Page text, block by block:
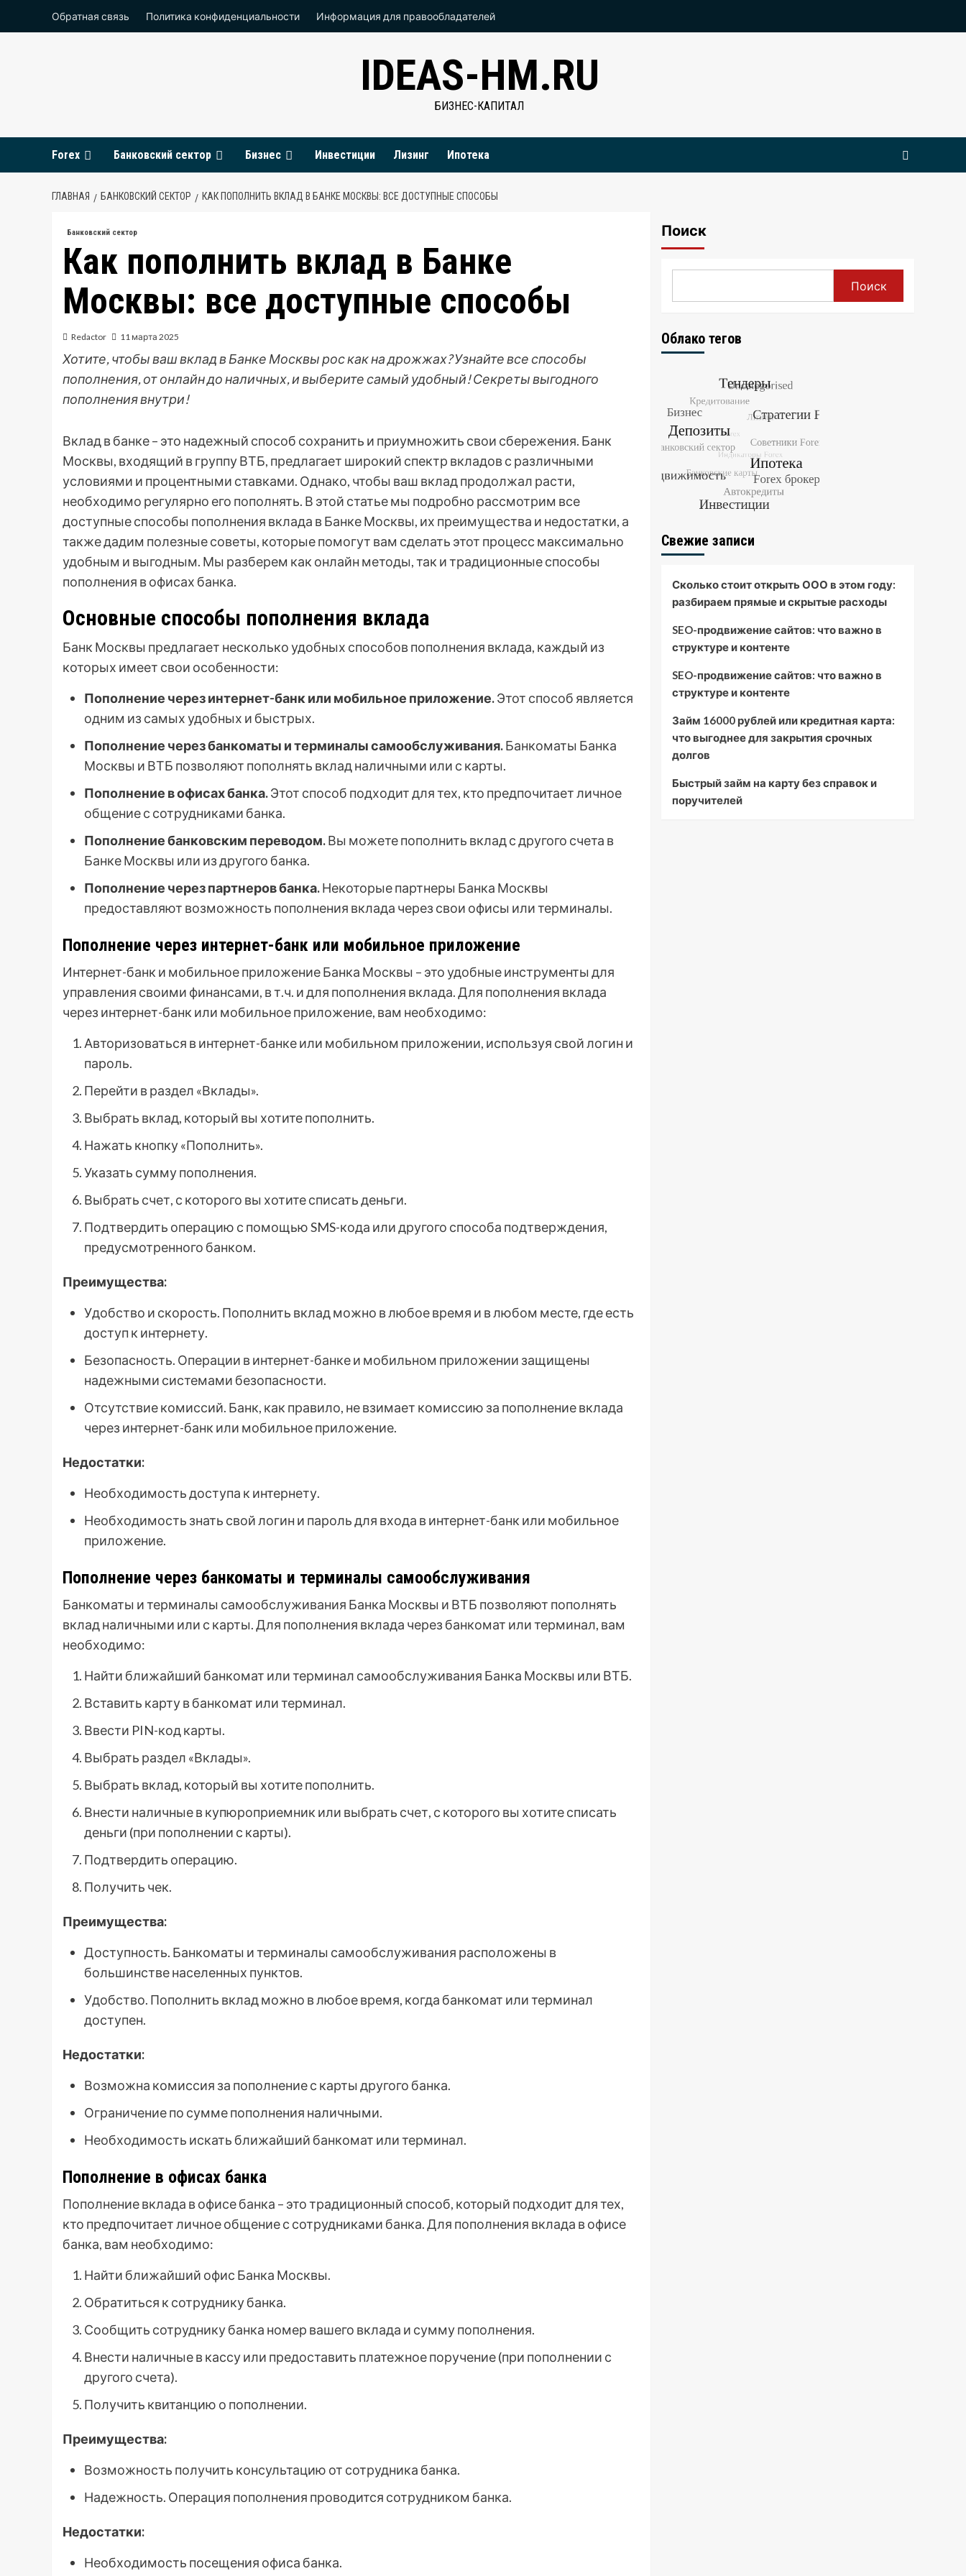
Обратная связь Политика конфиденциальности Информация для правообладателей
IDEAS-HM.RU
БИЗНЕС-КАПИТАЛ
Forex Банковский сектор Бизнес Инвестиции Лизинг Ипотека
ГЛАВНАЯ БАНКОВСКИЙ СЕКТОР КАК ПОПОЛНИТЬ ВКЛАД В БАНКЕ МОСКВЫ: ВСЕ ДОСТУПНЫЕ СПОСОБЫ
Банковский сектор
Как пополнить вклад в Банке
Москвы: все доступные способы
Redactor 11 марта 2025
Хотите, чтобы ваш вклад в Банке Москвы рос как на дрожжах? Узнайте все способы
пополнения, от онлайн до наличных, и выберите самый удобный! Секреты выгодного
пополнения внутри!
Вклад в банке – это надежный способ сохранить и приумножить свои сбережения. Банк
Москвы, входящий в группу ВТБ, предлагает широкий спектр вкладов с различными
условиями и процентными ставками. Однако, чтобы ваш вклад продолжал расти,
необходимо регулярно его пополнять. В этой статье мы подробно рассмотрим все
доступные способы пополнения вклада в Банке Москвы, их преимущества и недостатки, а
также дадим полезные советы, которые помогут вам сделать этот процесс максимально
удобным и выгодным. Мы разберем как онлайн методы, так и традиционные способы
пополнения в офисах банка.
Основные способы пополнения вклада
Банк Москвы предлагает несколько удобных способов пополнения вклада, каждый из
которых имеет свои особенности:
Пополнение через интернет-банк или мобильное приложение.Этот способ является
одним из самых удобных и быстрых.
Пополнение через банкоматы и терминалы самообслуживания.Банкоматы Банка
Москвы и ВТБ позволяют пополнять вклад наличными или с карты.
Пополнение в офисах банка.Этот способ подходит для тех, кто предпочитает личное
общение с сотрудниками банка.
Пополнение банковским переводом.Вы можете пополнить вклад с другого счета в
Банке Москвы или из другого банка.
Пополнение через партнеров банка.Некоторые партнеры Банка Москвы
предоставляют возможность пополнения вклада через свои офисы или терминалы.
Пополнение через интернет-банк или мобильное приложение
Интернет-банк и мобильное приложение Банка Москвы – это удобные инструменты для
управления своими финансами, в т.ч. и для пополнения вклада. Для пополнения вклада
через интернет-банк или мобильное приложение, вам необходимо:
Авторизоваться в интернет-банке или мобильном приложении, используя свой логин и
пароль.
Перейти в раздел «Вклады».
Выбрать вклад, который вы хотите пополнить.
Нажать кнопку «Пополнить».
Указать сумму пополнения.
Выбрать счет, с которого вы хотите списать деньги.
Подтвердить операцию с помощью SMS-кода или другого способа подтверждения,
предусмотренного банком.
Преимущества:
Удобство и скорость. Пополнить вклад можно в любое время и в любом месте, где есть
доступ к интернету.
Безопасность. Операции в интернет-банке и мобильном приложении защищены
надежными системами безопасности.
Отсутствие комиссий. Банк, как правило, не взимает комиссию за пополнение вклада
через интернет-банк или мобильное приложение.
Недостатки:
Необходимость доступа к интернету.
Необходимость знать свой логин и пароль для входа в интернет-банк или мобильное
приложение.
Пополнение через банкоматы и терминалы самообслуживания
Банкоматы и терминалы самообслуживания Банка Москвы и ВТБ позволяют пополнять
вклад наличными или с карты. Для пополнения вклада через банкомат или терминал, вам
необходимо:
Найти ближайший банкомат или терминал самообслуживания Банка Москвы или ВТБ.
Вставить карту в банкомат или терминал.
Ввести PIN-код карты.
Выбрать раздел «Вклады».
Выбрать вклад, который вы хотите пополнить.
Внести наличные в купюроприемник или выбрать счет, с которого вы хотите списать
деньги (при пополнении с карты).
Подтвердить операцию.
Получить чек.
Преимущества:
Доступность. Банкоматы и терминалы самообслуживания расположены в
большинстве населенных пунктов.
Удобство. Пополнить вклад можно в любое время, когда банкомат или терминал
доступен.
Недостатки:
Возможна комиссия за пополнение с карты другого банка.
Ограничение по сумме пополнения наличными.
Необходимость искать ближайший банкомат или терминал.
Пополнение в офисах банка
Пополнение вклада в офисе банка – это традиционный способ, который подходит для тех,
кто предпочитает личное общение с сотрудниками банка. Для пополнения вклада в офисе
банка, вам необходимо:
Найти ближайший офис Банка Москвы.
Обратиться к сотруднику банка.
Сообщить сотруднику банка номер вашего вклада и сумму пополнения.
Внести наличные в кассу или предоставить платежное поручение (при пополнении с
другого счета).
Получить квитанцию о пополнении.
Преимущества:
Возможность получить консультацию от сотрудника банка.
Надежность. Операция пополнения проводится сотрудником банка.
Недостатки:
Необходимость посещения офиса банка.
Поиск
Поиск
Облако тегов
Свежие записи
Сколько стоит открыть ООО в этом году:
разбираем прямые и скрытые расходы
SEO-продвижение сайтов: что важно в
структуре и контенте
SEO-продвижение сайтов: что важно в
структуре и контенте
Займ 16000 рублей или кредитная карта:
что выгоднее для закрытия срочных
долгов
Быстрый займ на карту без справок и
поручителей